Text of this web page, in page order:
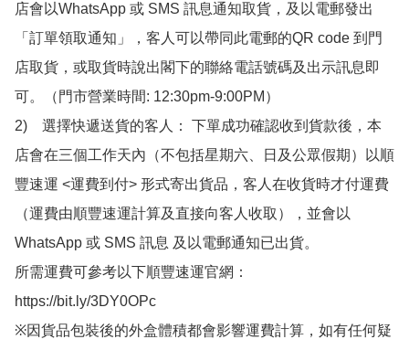
店會以WhatsApp 或 SMS 訊息通知取貨，及以電郵發出
「訂單領取通知」，客人可以帶同此電郵的QR code 到門
店取貨，或取貨時說出閣下的聯絡電話號碼及出示訊息即
可。（門市營業時間: 12:30pm-9:00PM）
2)　選擇快遞送貨的客人： 下單成功確認收到貨款後，本
店會在三個工作天內（不包括星期六、日及公眾假期）以順
豐速運 <運費到付> 形式寄出貨品，客人在收貨時才付運費
（運費由順豐速運計算及直接向客人收取），並會以
WhatsApp 或 SMS 訊息 及以電郵通知已出貨。
所需運費可參考以下順豐速運官網：
https://bit.ly/3DY0OPc
※因貨品包裝後的外盒體積都會影響運費計算，如有任何疑